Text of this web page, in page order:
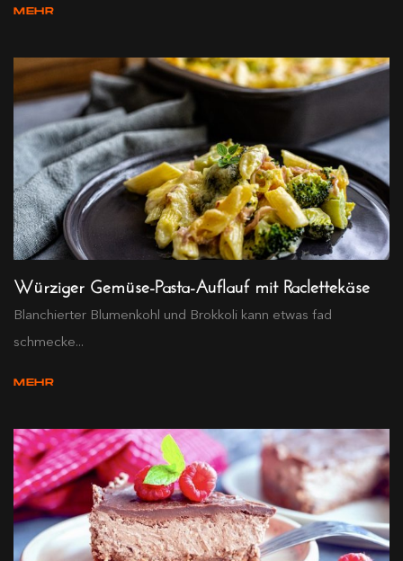
MEHR
Würziger Gemüse-Pasta-Auflauf mit Raclettekäse
Blanchierter Blumenkohl und Brokkoli kann etwas fad
schmecke...
MEHR